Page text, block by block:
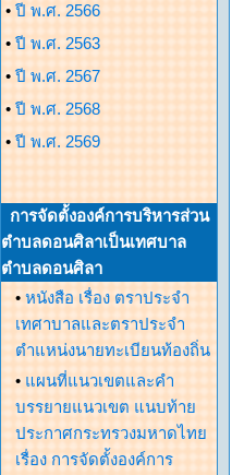
• ปี พ.ศ. 2566
• ปี พ.ศ. 2563
• ปี พ.ศ. 2567
• ปี พ.ศ. 2568
• ปี พ.ศ. 2569
การจัดตั้งองค์การบริหารส่วน
ตำบลดอนศิลาเป็นเทศบาล
ตำบลดอนศิลา
• หนังสือ เรื่อง ตราประจำ
เทศาบาลและตราประจำ
ตำแหน่งนายทะเบียนท้องถิ่น
• แผนที่แนวเขตและคำ
บรรยายแนวเขต แนบท้าย
ประกาศกระทรวงมหาดไทย
เรื่อง การจัดตั้งองค์การ